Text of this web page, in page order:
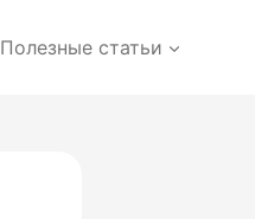
Полезные статьи